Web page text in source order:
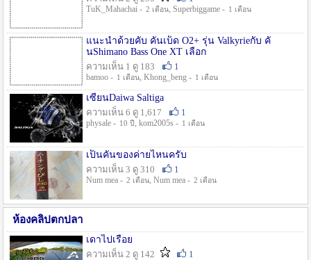
TuK_Mahachai - 2 เดือน, Superbiggame - 1 เดือน
แนะนำด้วยคับ คันเบ็ด O2+ รุ่น Valkyrieกับ คั
นShimano Bass One XT เลือก
ความเห็น 1 ดู 183
1
bamoo - 1 เดือน, Khong_beng - 1 เดือน
เซียนDaiwa Saltiga
ความเห็น 6 ดู 1,617
1
physale - 10 ปี , kom2005s - 1 เดือน
เป็นคันของค่ายไหนครับ
ความเห็น 3 ดู 310
1
Num mea - 2 เดือน, Num mea - 2 เดือน
ห้องคลิปตกปลา
เดาไปเรื่อย
ความเห็น 2 ดู 142
1